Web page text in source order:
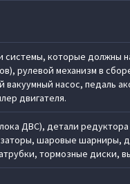
системы, которые должны
рулевой механизм в
вакуумный насос, педаль
двигателя.
ДВС), детали
шаровые шарниры,
тормозные диски,